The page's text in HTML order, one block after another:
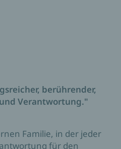
berührender,
Verantwortung."
Familie, in der jeder
für den